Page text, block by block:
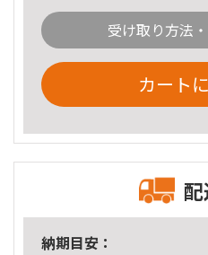
受け取り方法
カート
納期目安：